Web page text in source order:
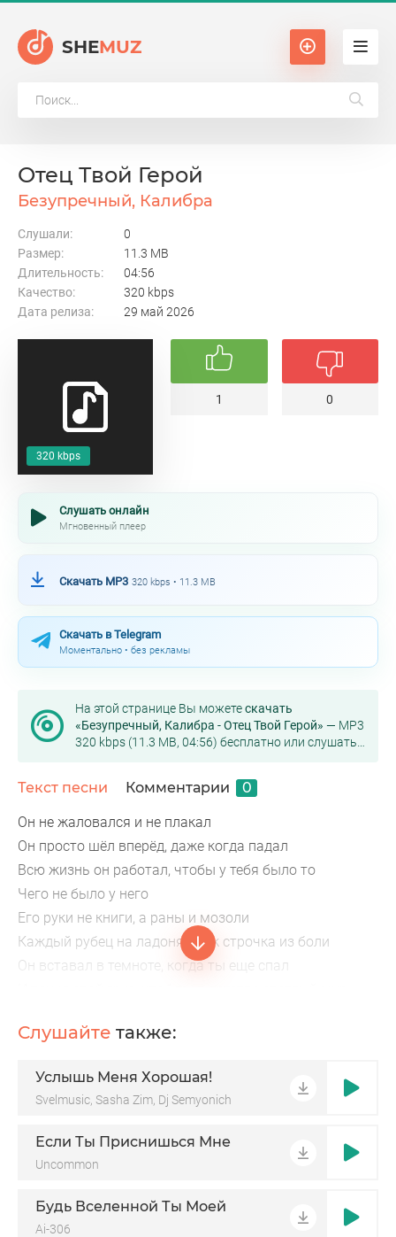
SHEMUZ
320 kbps
Отец Твой Герой
Безупречный, Калибра
Слушали:
0
Размер:
11.3 MB
Длительность:
04:56
Качество:
320 kbps
Дата релиза:
29 май 2026
1 0
Слушать онлайн
Мгновенный плеер
Скачать MP3 320 kbps • 11.3 MB
Скачать в Telegram
Моментально • без рекламы
На этой странице Вы можетескачать
«Безупречный, Калибра - Отец Твой Герой» — MP3
320 kbps (11.3 MB, 04:56) бесплатно или слушать
Текст песни Комментарии 0
Он не жаловался и не плакал
Он просто шёл вперёд, даже когда падал
Всю жизнь он работал, чтобы у тебя было то
Чего не было у него
Его руки не книги, а раны и мозоли
Каждый рубец на ладонях, как строчка из боли
Он вставал в темноте, когда ты еще спал
Он носил бетон и железо вместо снов
Он глотал усталость, прятал свой крик
Лишь бы твой стол не был пустым ни на миг
Слушайте также:
Услышь Меня Хорошая!
Svelmusic, Sasha Zim, Dj Semyonich
Если Ты Приснишься Мне
Uncommon
Будь Вселенной Ты Моей
Ai-306